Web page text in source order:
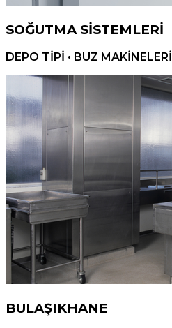
SOĞUTMA SİSTEMLERİ
DEPO TİPİ • BUZ MAKİNELERİ
BULAŞIKHANE